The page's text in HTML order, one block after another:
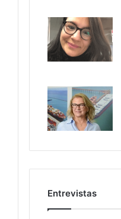
Entrevistas